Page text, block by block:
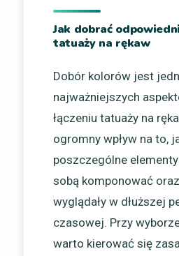
Jak dobrać
tatuaży na rękaw
Dobór kolorów jest
najważniejszych
łączeniu tatuaży na
ogromny wpływ na to,
poszczególne
sobą komponować
wyglądały w dłuższej
czasowej. Przy
warto kierować się